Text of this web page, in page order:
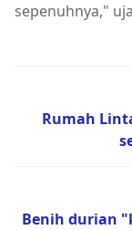
sepenuhnya,"
Rumah
Benih durian